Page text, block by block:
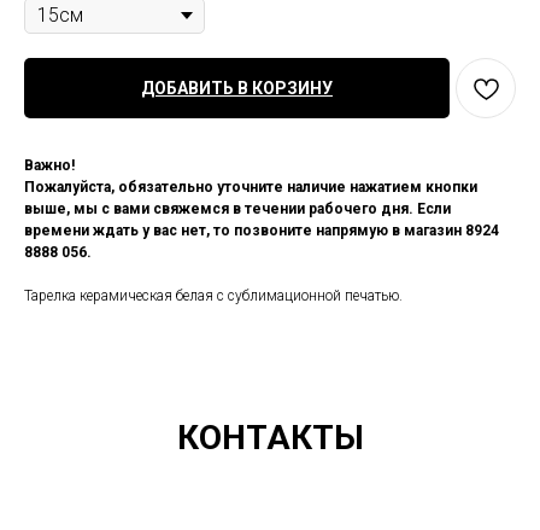
ДОБАВИТЬ В КОРЗИНУ
Важно!
Пожалуйста, обязательно уточните наличие нажатием кнопки
выше, мы с вами свяжемся в течении рабочего дня. Если
времени ждать у вас нет, то позвоните напрямую в магазин 8924
8888 056.
Тарелка керамическая белая с сублимационной печатью.
КОНТАКТЫ